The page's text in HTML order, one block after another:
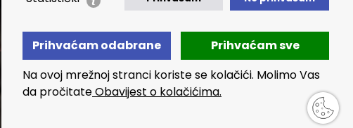
Prihvaćam odabrane
Prihvaćam sve
Na ovoj mrežnoj stranci koriste se kolačići. Molimo Vas
da pročitateObavijest o kolačićima.